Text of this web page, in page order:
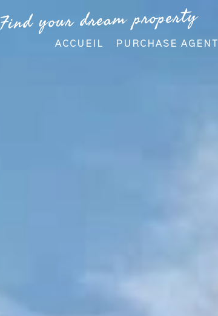
Find your dream property
ACCUEIL PURCHASE AGENT